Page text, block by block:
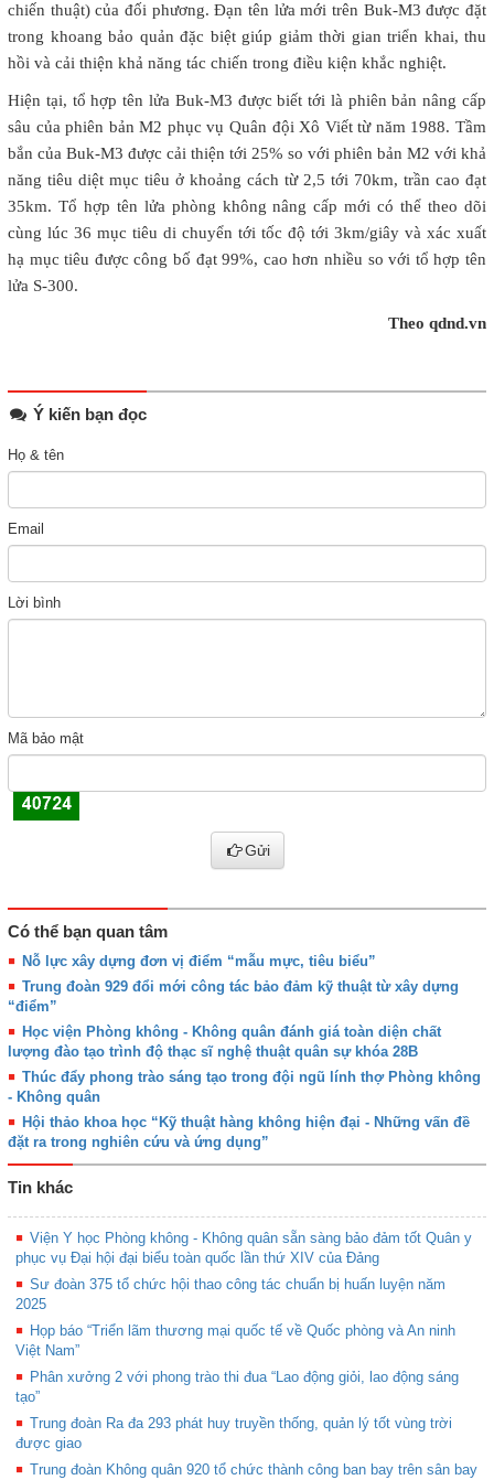
chiến thuật) của đối phương. Đạn tên lửa mới trên Buk-M3 được đặt
trong khoang bảo quản đặc biệt giúp giảm thời gian triển khai, thu
hồi và cải thiện khả năng tác chiến trong điều kiện khắc nghiệt.
Hiện tại, tổ hợp tên lửa Buk-M3 được biết tới là phiên bản nâng cấp
sâu của phiên bản M2 phục vụ Quân đội Xô Viết từ năm 1988. Tầm
bắn của Buk-M3 được cải thiện tới 25% so với phiên bản M2 với khả
năng tiêu diệt mục tiêu ở khoảng cách từ 2,5 tới 70km, trần cao đạt
35km. Tổ hợp tên lửa phòng không nâng cấp mới có thể theo dõi
cùng lúc 36 mục tiêu di chuyển tới tốc độ tới 3km/giây và xác xuất
hạ mục tiêu được công bố đạt 99%, cao hơn nhiều so với tổ hợp tên
lửa S-300.
Theo qdnd.vn
Ý kiến bạn đọc
Họ & tên
Email
Lời bình
Mã bảo mật
Gửi
Có thể bạn quan tâm
Nỗ lực xây dựng đơn vị điểm “mẫu mực, tiêu biểu”
Trung đoàn 929 đổi mới công tác bảo đảm kỹ thuật từ xây dựng
“điểm”
Học viện Phòng không - Không quân đánh giá toàn diện chất
lượng đào tạo trình độ thạc sĩ nghệ thuật quân sự khóa 28B
Thúc đẩy phong trào sáng tạo trong đội ngũ lính thợ Phòng không
- Không quân
Hội thảo khoa học “Kỹ thuật hàng không hiện đại - Những vấn đề
đặt ra trong nghiên cứu và ứng dụng”
Tin khác
Viện Y học Phòng không - Không quân sẵn sàng bảo đảm tốt Quân y
phục vụ Đại hội đại biểu toàn quốc lần thứ XIV của Đảng
Sư đoàn 375 tổ chức hội thao công tác chuẩn bị huấn luyện năm
2025
Họp báo “Triển lãm thương mại quốc tế về Quốc phòng và An ninh
Việt Nam”
Phân xưởng 2 với phong trào thi đua “Lao động giỏi, lao động sáng
tạo”
Trung đoàn Ra đa 293 phát huy truyền thống, quản lý tốt vùng trời
được giao
Trung đoàn Không quân 920 tổ chức thành công ban bay trên sân bay